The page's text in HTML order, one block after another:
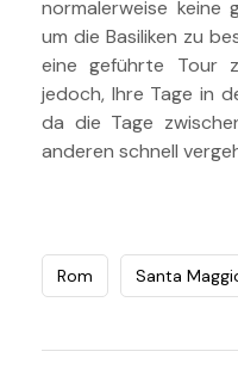
normalerweise keine
um die Basiliken zu
eine geführte Tour
jedoch, Ihre Tage in
da die Tage
anderen schnell
Rom Santa